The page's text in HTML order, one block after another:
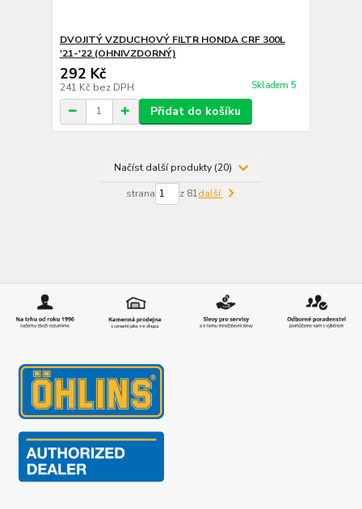
DVOJITÝ VZDUCHOVÝ FILTR HONDA CRF 300L
'21-'22 (OHNIVZDORNÝ)
292 Kč
241 Kč bez DPH Skladem 5
Přidat do košíku
Načíst další produkty (20)
strana z 81další